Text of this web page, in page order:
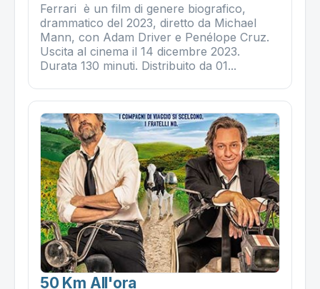
Ferrari è un film di genere biografico,
drammatico del 2023, diretto da Michael
Mann, con Adam Driver e Penélope Cruz.
Uscita al cinema il 14 dicembre 2023.
Durata 130 minuti. Distribuito da 01...
50 Km All'ora